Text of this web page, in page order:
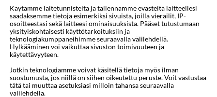
suodattimet.
Mihin 1 sijainti
Alin tähtiluokitus 3 tähteä
Käytämme laitetunnisteita ja tallennamme evästeitä laitteellesi
saadaksemme tietoja esimerkiksi sivuista, joilla vierailit, IP-
osoitteestasi sekä laitteesi ominaisuuksista. Pääset tutustumaan
yksityiskohtaisesti käyttötarkoituksiin ja
teknologiakumppaneihimme seuraavalla välilehdellä.
Hylkääminen voi vaikuttaa sivuston toimivuuteen ja
käytettävyyteen.
Jotkin teknologiamme voivat käsitellä tietoja myös ilman
suostumusta, jos niillä on siihen oikeutettu peruste. Voit vastustaa
tätä tai muuttaa asetuksiasi milloin tahansa seuraavalla
välilehdellä.